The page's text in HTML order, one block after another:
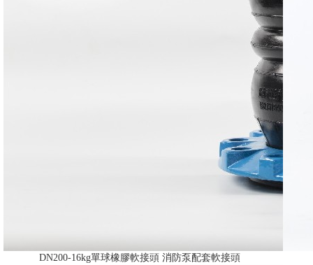
DN200-16kg單球橡膠軟接頭 消防泵配套軟接頭